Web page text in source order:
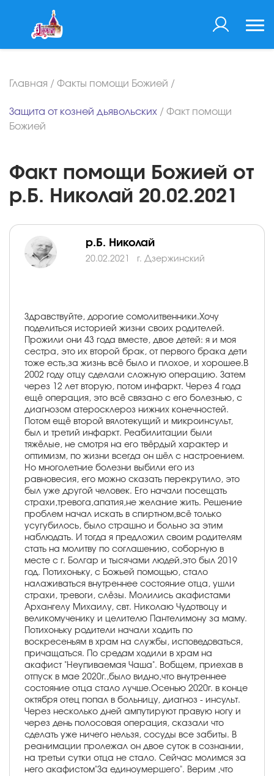
Главная / Факты помощи Божией /
Защита от козней дьявольских / Факт помощи
Божией
Факт помощи Божией от
р.Б. Николай 20.02.2021
р.Б. Николай
20.02.2021 г. Дзержинский
Здравствуйте, дорогие сомолитвенники.Хочу
поделиться историей жизни своих родителей.
Прожили они 43 года вместе, двое детей: я и моя
сестра, это их второй брак, от первого брака дети
тоже есть,за жизнь всё было и плохое, и хорошее.В
2002 году отцу сделали сложную операцию. Затем
через 12 лет вторую, потом инфаркт. Через 4 года
ещё операция, это всё связано с его болезнью, с
диагнозом атеросклероз нижних конечностей.
Потом ещё второй вялотекущий и микроинсульт,
был и третий инфаркт. Реабилитации были
тяжёлые, не смотря на его твёрдый характер и
оптимизм, по жизни всегда он шёл с настроением.
Но многолетние болезни выбили его из
равновесия, его можно сказать перекрутило, это
был уже другой человек. Его начали посещать
страхи,тревога,апатия,не желание жить. Решение
проблем начал искать в спиртном,всё только
усугубилось, было страшно и больно за этим
наблюдать. И тогда я предложил своим родителям
стать на молитву по соглашению, соборную в
месте с г. Болгар и тысячами людей,это был 2019
год. Потихоньку, с Божьей помощью, стало
налаживаться внутреннее состояние отца, ушли
страхи, тревоги, слёзы. Молились акафистами
Архангелу Михаилу, свт. Николаю Чудотвоцу и
великомученику и целителю Пантелимону за маму.
Потихоньку родители начали ходить по
воскресеньям в храм на службы, исповедоваться,
причащаться. По средам ходили в храм на
акафист "Неупиваемая Чаша". Вобщем, приехав в
отпуск в мае 2020г.,было видно,что внутреннее
состояние отца стало лучше.Осенью 2020г. в конце
октября отец попал в больницу, диагноз - инсульт.
Через несколько дней ампутируют правую ногу и
через день полосовая операция, сказали что
сделать уже ничего нельзя, сосуды все забиты. В
реанимации пролежал он двое суток в сознании,
на третьи сутки отца не стало. Сейчас молимся за
него акафистом"За единоумершего". Верим ,что